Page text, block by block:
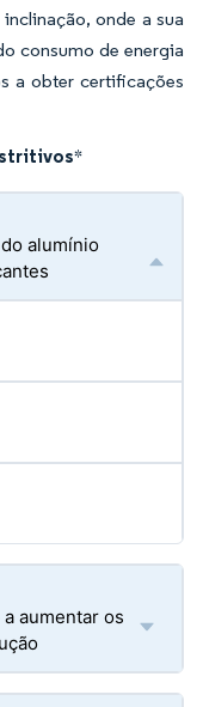
onde a sua
consumo de energia
a obter certificações
*
alumínio
aumentar os